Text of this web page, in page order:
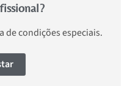
de condições especiais.